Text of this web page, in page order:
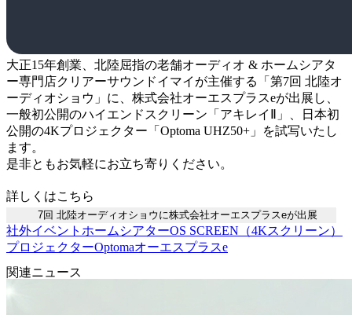
大正15年創業、北陸屈指の老舗オーディオ & ホームシアタ
ー専門店クリアーサウンドイマイが主催する「第7回 北陸オ
ーディオショウ」に、株式会社オーエスプラスeが出展し、
一般初公開のハイエンドスクリーン「アキレイⅡ」、日本初
公開の4Kプロジェクター「Optoma UHZ50+」を試写いたし
ます。
是非ともお気軽にお立ち寄りください。
詳しくはこちら
7回 北陸オーディオショウに株式会社オーエスプラスeが出展
社外イベント ホームシアターOS SCREEN（4Kスクリーン）
プロジェクターOptomaオーエスプラスe
関連ニュース